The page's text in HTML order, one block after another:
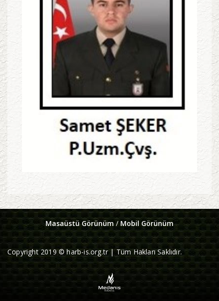
Masaüstü Görünüm/ Mobil Görünüm
Copyright 2019 © harb-is.org.tr | Tüm Hakları Saklıdır.